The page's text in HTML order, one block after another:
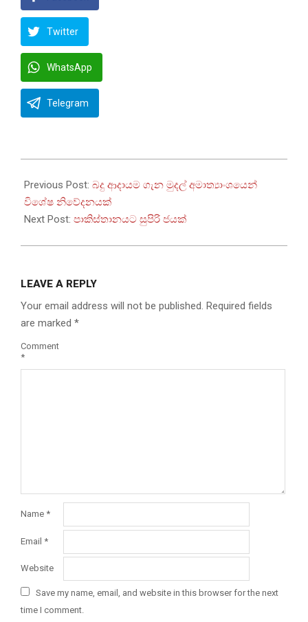
Twitter
WhatsApp
Telegram
11-
03
Previous Post: බදු ආදායම ගැන මුදල් අමාත්‍යාංශයෙන්
විශේෂ නිවේදනයක්
Next Post: පාකිස්තානයට සුපිරි ජයක්
LEAVE A REPLY
Your email address will not be published. Required fields
are marked *
Comment
*
Name *
Email *
Website
Save my name, email, and website in this browser for the next
time I comment.